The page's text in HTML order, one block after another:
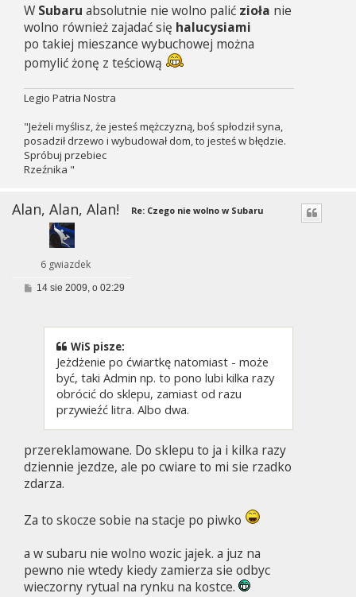
t
W Subaru absolutnie nie wolno palić zioła nie
wolno również zajadać się halucysiami
po takiej mieszance wybuchowej można
pomylić żonę z teściową
Legio Patria Nostra
"Jeżeli myślisz, że jesteś mężczyzną, boś spłodził syna,
posadził drzewo i wybudował dom, to jesteś w błędzie.
Spróbuj przebiec
Rzeźnika "
Alan, Alan, Alan!
6 gwiazdek
Re: Czego nie wolno w Subaru
P14 sie 2009, o 02:29
WiS pisze:
Jeżdżenie po ćwiartkę natomiast - może
być, taki Admin np. to pono lubi kilka razy
obrócić do sklepu, zamiast od razu
przywieźć litra. Albo dwa.
przereklamowane. Do sklepu to ja i kilka razy
dziennie jezdze, ale po cwiare to mi sie rzadko
zdarza.
Za to skocze sobie na stacje po piwko
a w subaru nie wolno wozic jajek. a juz na
pewno nie wtedy kiedy zamierza sie odbyc
wieczorny rytual na rynku na kostce.